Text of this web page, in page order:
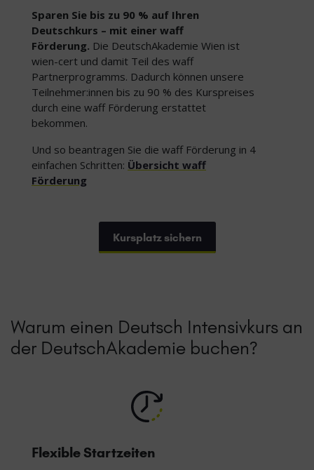
Sparen Sie bis zu 90 % auf Ihren
Deutschkurs – mit einer waff
Förderung. Die DeutschAkademie Wien ist
wien-cert und damit Teil des waff
Partnerprogramms. Dadurch können unsere
Teilnehmer:innen bis zu 90 % des Kurspreises
durch eine waff Förderung erstattet
bekommen.
Und so beantragen Sie die waff Förderung in 4
einfachen Schritten: Übersicht waff
Förderung
Kursplatz sichern
Warum einen Deutsch Intensivkurs an
der DeutschAkademie buchen?
Flexible Startzeiten